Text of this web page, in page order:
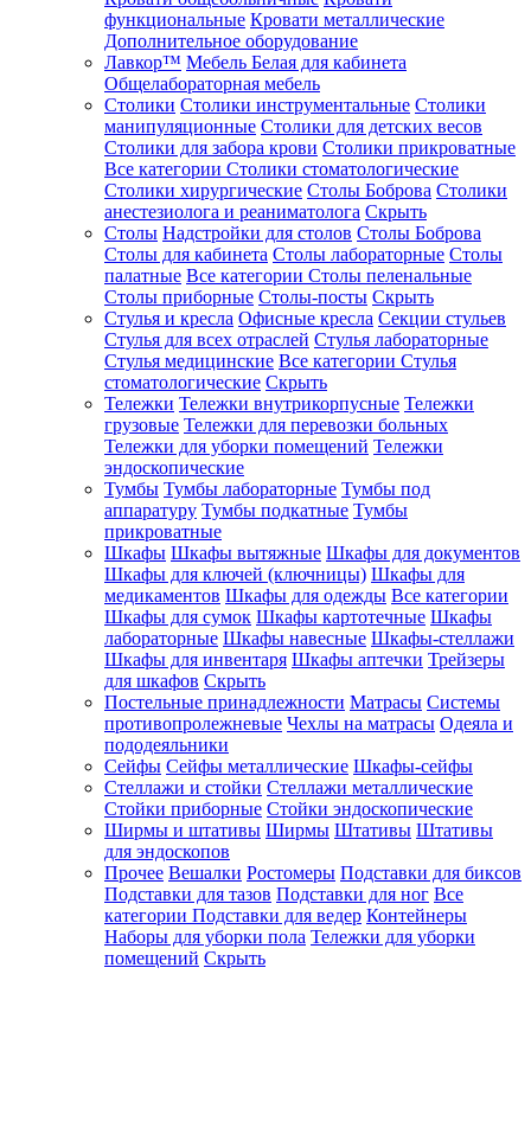
функциональные Кровати металлические
Дополнительное оборудование
Лавкор™ Мебель Белая для кабинета
Общелабораторная мебель
Столики Столики инструментальные Столики
манипуляционные Столики для детских весов
Столики для забора крови Столики прикроватные
Все категории Столики стоматологические
Столики хирургические Столы Боброва Столики
анестезиолога и реаниматолога Скрыть
Столы Надстройки для столов Столы Боброва
Столы для кабинета Столы лабораторные Столы
палатные Все категории Столы пеленальные
Столы приборные Столы-посты Скрыть
Стулья и кресла Офисные кресла Секции стульев
Стулья для всех отраслей Стулья лабораторные
Стулья медицинские Все категории Стулья
стоматологические Скрыть
Тележки Тележки внутрикорпусные Тележки
грузовые Тележки для перевозки больных
Тележки для уборки помещений Тележки
эндоскопические
Тумбы Тумбы лабораторные Тумбы под
аппаратуру Тумбы подкатные Тумбы
прикроватные
Шкафы Шкафы вытяжные Шкафы для документов
Шкафы для ключей (ключницы) Шкафы для
медикаментов Шкафы для одежды Все категории
Шкафы для сумок Шкафы картотечные Шкафы
лабораторные Шкафы навесные Шкафы-стеллажи
Шкафы для инвентаря Шкафы аптечки Трейзеры
для шкафов Скрыть
Постельные принадлежности Матрасы Системы
противопролежневые Чехлы на матрасы Одеяла и
пододеяльники
Сейфы Сейфы металлические Шкафы-сейфы
Стеллажи и стойки Стеллажи металлические
Стойки приборные Стойки эндоскопические
Ширмы и штативы Ширмы Штативы Штативы
для эндоскопов
Прочее Вешалки Ростомеры Подставки для биксов
Подставки для тазов Подставки для ног Все
категории Подставки для ведер Контейнеры
Наборы для уборки пола Тележки для уборки
помещений Скрыть